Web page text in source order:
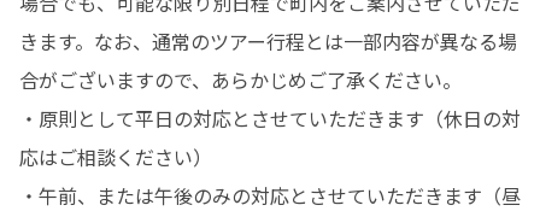
きます。なお、通常のツアー行程とは一部内容が異なる場
合がございますので、あらかじめご了承ください。
・原則として平日の対応とさせていただきます（休日の対
応はご相談ください）
・午前、または午後のみの対応とさせていただきます（昼